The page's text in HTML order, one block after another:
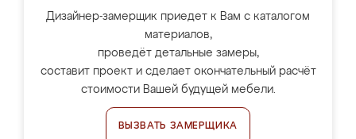
Дизайнер-замерщик приедет к Вам с каталогом
материалов,
проведёт детальные замеры,
составит проект и сделает окончательный расчёт
стоимости Вашей будущей мебели.
ВЫЗВАТЬ ЗАМЕРЩИКА